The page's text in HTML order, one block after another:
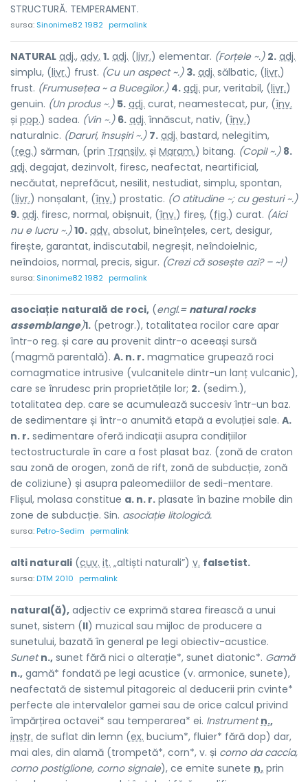
STRUCTURĂ. TEMPERAMENT.
sursa: Sinonime82 1982 permalink
NATURAL adj., adv. 1. adj. (livr.) elementar. (Forțele ~.) 2. adj.
simplu, (livr.) frust. (Cu un aspect ~.) 3. adj. sălbatic, (livr.)
frust. (Frumusețea ~ a Bucegilor.) 4. adj. pur, veritabil, (livr.)
genuin. (Un produs ~.) 5. adj. curat, neamestecat, pur, (înv.
și pop.) sadea. (Vin ~.) 6. adj. înnăscut, nativ, (înv.)
naturalnic. (Daruri, însușiri ~.) 7. adj. bastard, nelegitim,
(reg.) sărman, (prin Transilv. și Maram.) bitang. (Copil ~.) 8.
adj. degajat, dezinvolt, firesc, neafectat, neartificial,
necăutat, neprefăcut, nesilit, nestudiat, simplu, spontan,
(livr.) nonșalant, (înv.) prostatic. (O atitudine ~; cu gesturi ~.)
9. adj. firesc, normal, obișnuit, (înv.) fireș, (fig.) curat. (Aici
nu e lucru ~.) 10. adv. absolut, bineînțeles, cert, desigur,
firește, garantat, indiscutabil, negreșit, neîndoielnic,
neîndoios, normal, precis, sigur. (Crezi că sosește azi? – ~!)
sursa: Sinonime82 1982 permalink
asociație naturală de roci, (engl.= natural rocks
assemblange)1. (petrogr.), totalitatea rocilor care apar
într-o reg. și care au provenit dintr-o aceeași sursă
(magmă parentală). A. n. r. magmatice grupează roci
comagmatice intrusive (vulcanitele dintr-un lanț vulcanic),
care se înrudesc prin proprietățile lor; 2. (sedim.),
totalitatea dep. care se acumulează succesiv într-un baz.
de sedimentare și într-o anumită etapă a evoluției sale. A.
n. r. sedimentare oferă indicații asupra condițiilor
tectostructurale în care a fost plasat baz. (zonă de craton
sau zonă de orogen, zonă de rift, zonă de subducție, zonă
de coliziune) și asupra paleomediilor de sedi-mentare.
Flișul, molasa constitue a. n. r. plasate în bazine mobile din
zone de subducție. Sin. asociație litologică.
sursa:Petro-Sedim permalink
alti naturali (cuv. it. „altiști naturali”) v. falsetist.
sursa:DTM 2010 permalink
natural(ă), adjectiv ce exprimă starea firească a unui
sunet, sistem (II) muzical sau mijloc de producere a
sunetului, bazată în general pe legi obiectiv-acustice.
Sunet n., sunet fără nici o alterație*, sunet diatonic*. Gamă
n., gamă* fondată pe legi acustice (v. armonice, sunete),
neafectată de sistemul pitagoreic al deducerii prin cvinte*
perfecte ale intervalelor gamei sau de orice calcul privind
împărțirea octavei* sau temperarea* ei. Instrument n.,
instr. de suflat din lemn (ex. bucium*, fluier* fără dop) dar,
mai ales, din alamă (trompetă*, corn*, v. și corno da caccia,
corno postiglione, corno signale), ce emite sunete n. prin